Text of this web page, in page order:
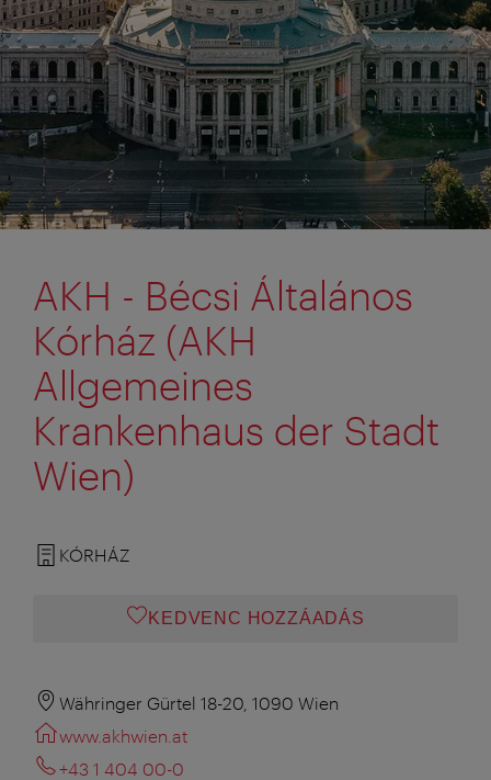
AKH - Bécsi Általános
Kórház (AKH
Allgemeines
Krankenhaus der Stadt
Wien)
KÓRHÁZ
KEDVENC HOZZÁADÁS
Währinger Gürtel 18-20, 1090 Wien
www.akhwien.at
+43 1 404 00-0